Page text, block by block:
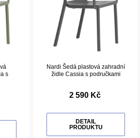
s
Nardi Šedá plastová zahradní
židle Cassia s područkami
2 590 Kč
DETAIL
PRODUKTU